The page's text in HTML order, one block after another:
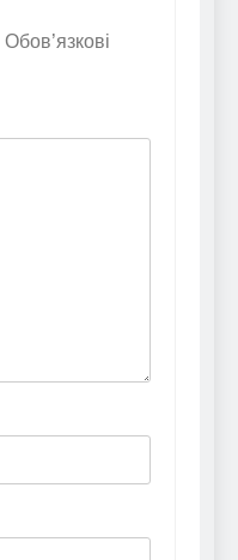
Обов’язкові